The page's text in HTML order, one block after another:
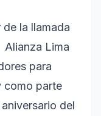
de la llamada
Alianza Lima
para
como parte
del